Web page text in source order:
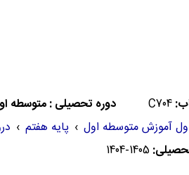
C704
دوره تحصیلی : متوسطه
آموزش متوسطه اول › پایه هفتم ›
1404-1405